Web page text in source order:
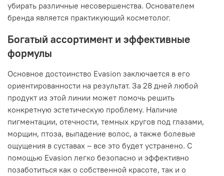
убирать различные несовершенства. Основателем
бренда является практикующий косметолог.
Богатый ассортимент и эффективные
формулы
Основное достоинство Evasion заключается в его
ориентированности на результат. За 28 дней любой
продукт из этой линии может помочь решить
конкретную эстетическую проблему. Наличие
пигментации, отечности, темных кругов под глазами,
морщин, птоза, выпадение волос, а также болевые
ощущения в суставах – все это будет устранено. С
помощью Evasion легко безопасно и эффективно
позаботиться как о собственной красоте, так и о